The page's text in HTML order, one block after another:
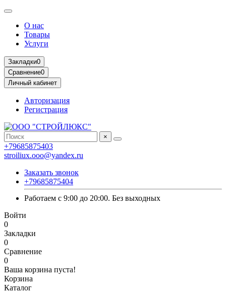
О нас
Товары
Услуги
Закладки0
Сравнение0
Личный кабинет
Авторизация
Регистрация
×
+79685875403
stroiliux.ooo@yandex.ru
Заказать звонок
+79685875404
Работаем с 9:00 до 20:00. Без выходных
Войти
0
Закладки
0
Сравнение
0
Ваша корзина пуста!
Корзина
Каталог